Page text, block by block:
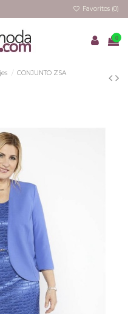
Favoritos (0)
0
CONJUNTO ZSA